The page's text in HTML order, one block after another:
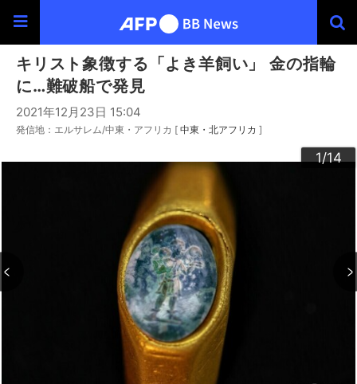
キリスト象徴する「よき羊飼い」 金の指輪
に…難破船で発見
2021年12月23日 15:04
発信地：エルサレム/中東・アフリカ [ 中東・北アフリカ ]
1/14
2/14
3/14
4/14
5/14
6/14
7/14
8/14
9/14
10/14
11/14
12/14
13/14
14/14